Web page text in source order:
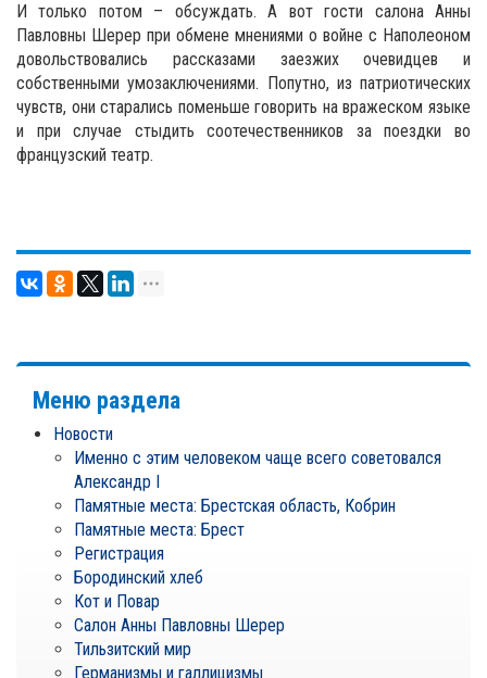
И только потом – обсуждать. А вот гости салона Анны
Павловны Шерер при обмене мнениями о войне с Наполеоном
довольствовались рассказами заезжих очевидцев и
собственными умозаключениями. Попутно, из патриотических
чувств, они старались поменьше говорить на вражеском языке
и при случае стыдить соотечественников за поездки во
французский театр.
Меню раздела
Новости
Именно с этим человеком чаще всего советовался
Александр I
Памятные места: Брестская область, Кобрин
Памятные места: Брест
Регистрация
Бородинский хлеб
Кот и Повар
Салон Анны Павловны Шерер
Тильзитский мир
Германизмы и галлицизмы